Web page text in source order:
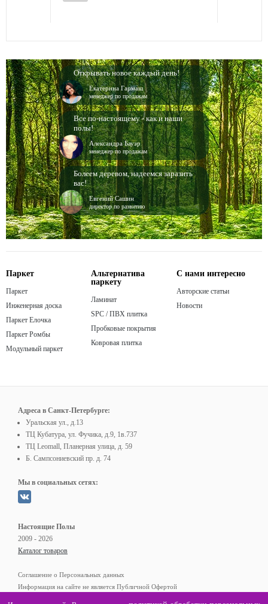
Открывать новое каждый день!
Екатерина Гармаш
менеджер по продажам
Все по-настоящему - как и наши
полы!
Александра Бауэр
менеджер по продажам
Болеем деревом, надеемся заразить
вас!
Евгений Сашин
директор по развитию
Паркет
Паркет
Инженерная доска
Паркет Елочка
Паркет Ромбы
Модульный паркет
Альтернатива
паркету
Ламинат
SPC / ПВХ плитка
Пробковые покрытия
Ковровая плитка
С нами интересно
Авторские статьи
Новости
Адреса в Санкт-Петербурге:
Уральская ул., д.13
ТЦ Кубатура, ул. Фучика, д.9, 1в.737
ТЦ Leomall, Планерная улица, д. 59
Б. Сампсониевский пр. д. 74
Мы в социальных сетях:
Настоящие Полы
2009 - 2026
Каталог товаров
Соглашение о Персональных данных
Информация на сайте не является Публичной Офертой